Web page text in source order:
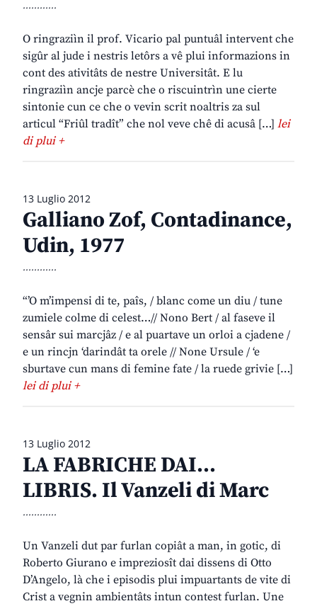
............
O ringraziìn il prof. Vicario pal puntuâl intervent che
sigûr al jude i nestris letôrs a vê plui informazions in
cont des ativitâts de nestre Universitât. E lu
ringraziìn ancje parcè che o riscuintrìn une cierte
sintonie cun ce che o vevin scrit noaltris za sul
articul “Friûl tradît” che nol veve chê di acusâ […] lei
di plui +
13 Luglio 2012
Galliano Zof, Contadinance,
Udin, 1977
............
“’O m’impensi di te, paîs, / blanc come un diu / tune
zumiele colme di celest…// Nono Bert / al faseve il
sensâr sui marcjâz / e al puartave un orloi a cjadene /
e un rincjn ‘darindât ta orele // None Ursule / ‘e
sburtave cun mans di femine fate / la ruede grivie […]
lei di plui +
13 Luglio 2012
LA FABRICHE DAI…
LIBRIS. Il Vanzeli di Marc
............
Un Vanzeli dut par furlan copiât a man, in gotic, di
Roberto Giurano e impreziosît dai dissens di Otto
D’Angelo, là che i episodis plui impuartants de vite di
Crist a vegnin ambientâts intun contest furlan. Une